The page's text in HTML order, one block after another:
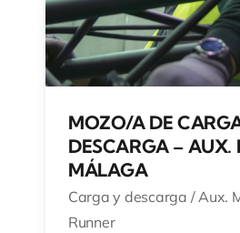
MOZO/A DE
DESCARGA – AUX.
MÁLAGA
Carga y descarga / Aux.
Runner